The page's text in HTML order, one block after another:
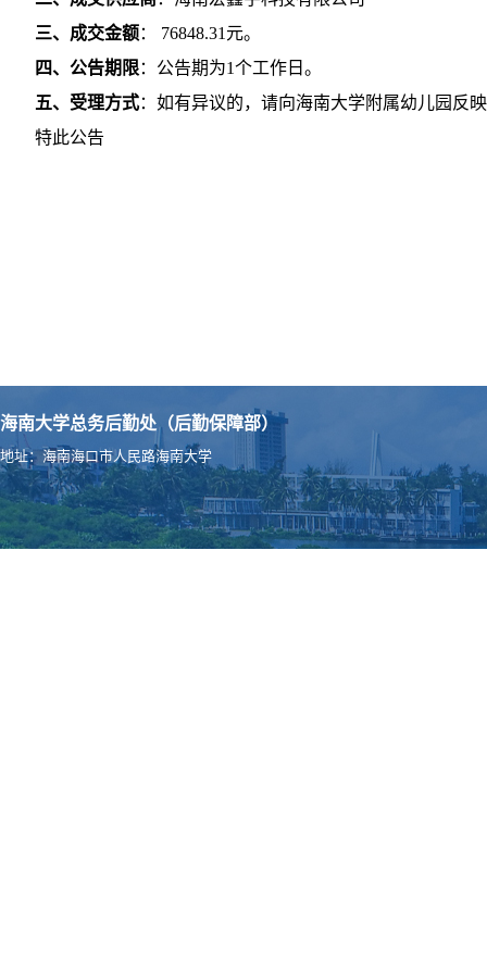
三、成交金额： 76848.31元。
四、公告期限：公告期为1个工作日。
五、受理方式：如有异议的，请向海南大学附属幼儿园反
特此公告
海南大学总务后勤处（后勤保障部）
地址：海南海口市人民路海南大学